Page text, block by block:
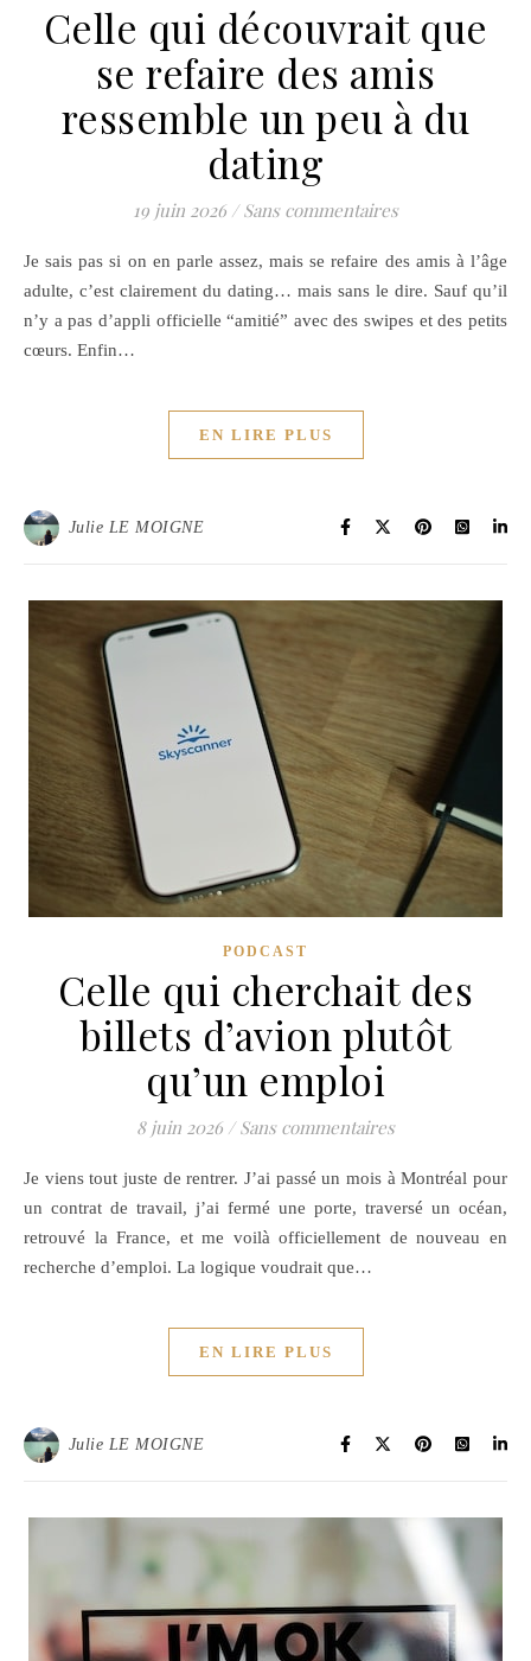
Celle qui découvrait que
se refaire des amis
ressemble un peu à du
dating
19 juin 2026 / Sans commentaires
Je sais pas si on en parle assez, mais se refaire des amis à l’âge
adulte, c’est clairement du dating… mais sans le dire. Sauf qu’il
n’y a pas d’appli officielle “amitié” avec des swipes et des petits
cœurs. Enfin…
EN LIRE PLUS
Julie LE MOIGNE
PODCAST
Celle qui cherchait des
billets d’avion plutôt
qu’un emploi
8 juin 2026 / Sans commentaires
Je viens tout juste de rentrer. J’ai passé un mois à Montréal pour
un contrat de travail, j’ai fermé une porte, traversé un océan,
retrouvé la France, et me voilà officiellement de nouveau en
recherche d’emploi. La logique voudrait que…
EN LIRE PLUS
Julie LE MOIGNE